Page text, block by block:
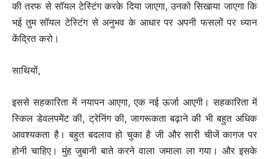
की तरफ से सॉयल टेस्टिंग करके दिया जाएगा, उनको सिखाया जाएगा कि
भई तुम सॉयल टेस्टिंग से अनुभव के आधार पर अपनी फसलों पर ध्यान
केंद्रित करो।
साथियों,
इससे सहकारिता में नयापन आएगा, एक नई ऊर्जा आएगी। सहकारिता में
स्किल डेवलपमेंट की, ट्रेनिंग की, जागरूकता बढ़ाने की भी बहुत अधिक
आवश्यकता है। बहुत बदलाव हो चुका है जी और सारी चीजें कागज पर
होनी चाहिए। मुंह जुबानी बाते करने वाला जमाला ला गया। और इसके